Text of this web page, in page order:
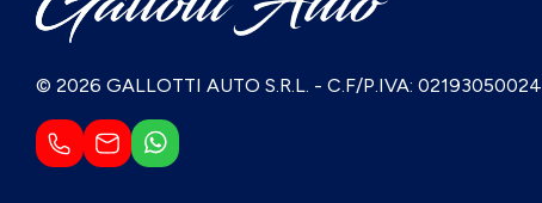
© 2026 GALLOTTI AUTO S.R.L. - C.F/P.IVA: 02193050024